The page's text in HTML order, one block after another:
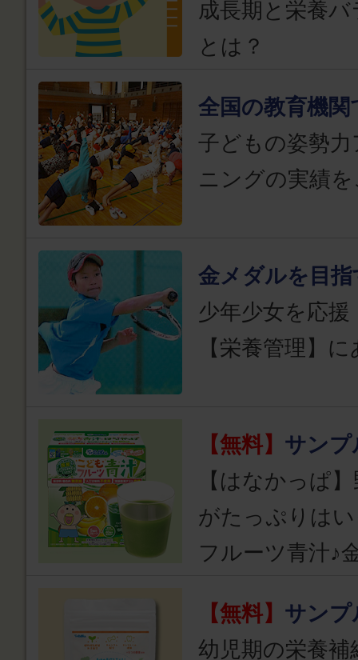
成長期と栄養
とは？
全国の教育機関
子どもの姿勢
ニングの実績
金メダルを目指
少年少女を応
【栄養管理】
【無料】 サンプ
【はなかっぱ
がたっぷりは
フルーツ青汁♪
【無料】 サンプ
幼児期の栄養